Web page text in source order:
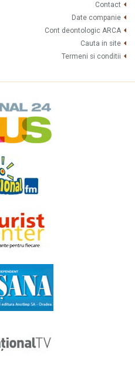
Contact
Date companie
Cont deontologic ARCA
Cauta in site
Termeni si conditii